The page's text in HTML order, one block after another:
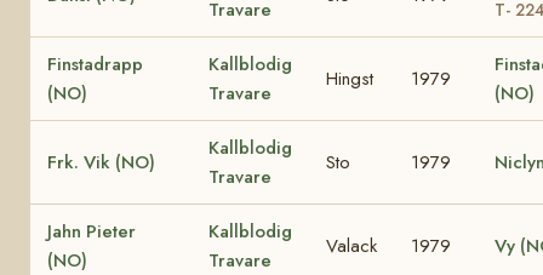
Travare
T-
Finstadrapp
(NO)
Kallblodig
Travare
Hingst 1979
(NO)
Frk. Vik (NO)
Kallblodig
Travare
Sto 1979
Jahn Pieter
(NO)
Kallblodig
Travare
Valack 1979 Vy